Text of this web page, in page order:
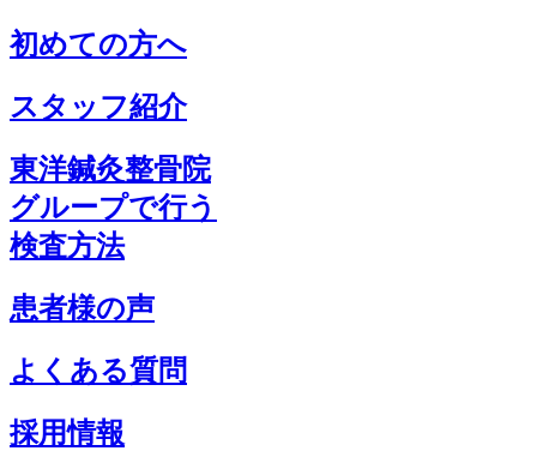
初めての方へ
スタッフ紹介
東洋鍼灸整骨院
グループで行う
検査方法
患者様の声
よくある質問
採用情報